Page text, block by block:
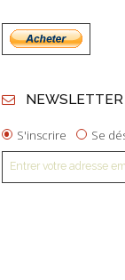
NEWSLETTER
S'inscrire Se